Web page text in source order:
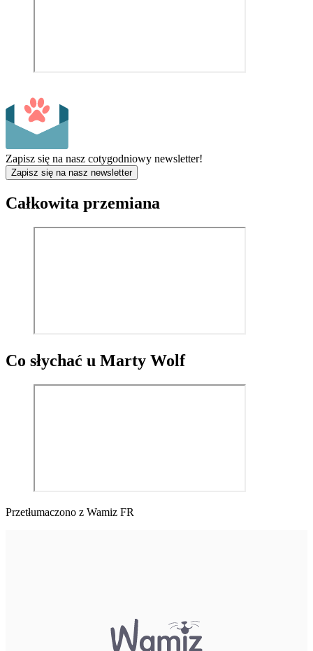
Zapisz się na nasz cotygodniowy newsletter!
Zapisz się na nasz newsletter
Całkowita przemiana
Co słychać u Marty Wolf
Przetłumaczono z Wamiz FR